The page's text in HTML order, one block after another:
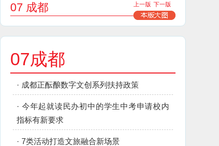
07 成都 上一版 下一版
07成都
· 成都正酝酿数字文创系列扶持政策
· 今年起就读民办初中的学生中考申请校内
指标有新要求
· 7类活动打造文旅融合新场景